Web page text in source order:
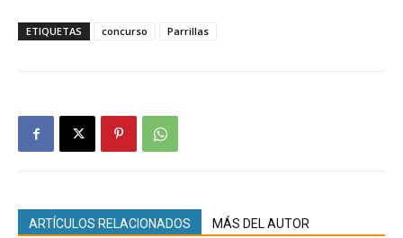
ETIQUETAS concurso Parrillas
ARTÍCULOS RELACIONADOS MÁS DEL AUTOR